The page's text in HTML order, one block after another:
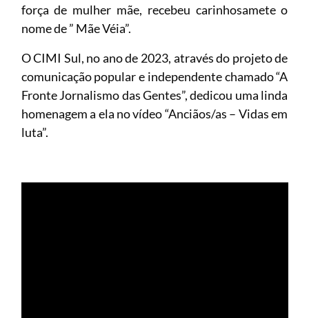
força de mulher mãe, recebeu carinhosamete o
nome de ” Mãe Véia”.
O CIMI Sul, no ano de 2023, através do projeto de
comunicação popular e independente chamado “A
Fronte Jornalismo das Gentes”, dedicou uma linda
homenagem a ela no vídeo “Anciãos/as – Vidas em
luta”.